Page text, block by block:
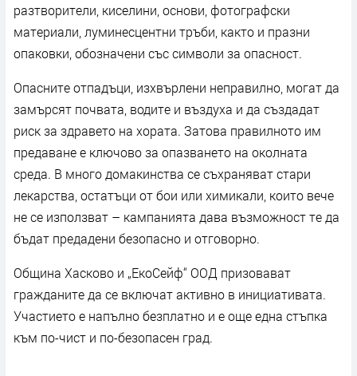
разтворители, киселини, основи, фотографски
материали, луминесцентни тръби, както и празни
опаковки, обозначени със символи за опасност.
Опасните отпадъци, изхвърлени неправилно, могат да
замърсят почвата, водите и въздуха и да създадат
риск за здравето на хората. Затова правилното им
предаване е ключово за опазването на околната
среда. В много домакинства се съхраняват стари
лекарства, остатъци от бои или химикали, които вече
не се използват – кампанията дава възможност те да
бъдат предадени безопасно и отговорно.
Община Хасково и „ЕкоСейф“ ООД призовават
гражданите да се включат активно в инициативата.
Участието е напълно безплатно и е още една стъпка
към по-чист и по-безопасен град.